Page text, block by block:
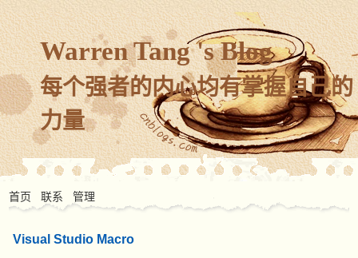
Warren Tang 's Blog
每个强者的内心均有掌握自己的
力量
首页 联系 管理
Visual Studio Macro